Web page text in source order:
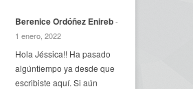
Berenice Ordóñez Enireb-
1 enero, 2022
Hola Jéssica!! Ha pasado
algúntiempo ya desde que
escribiste aquí. Si aún